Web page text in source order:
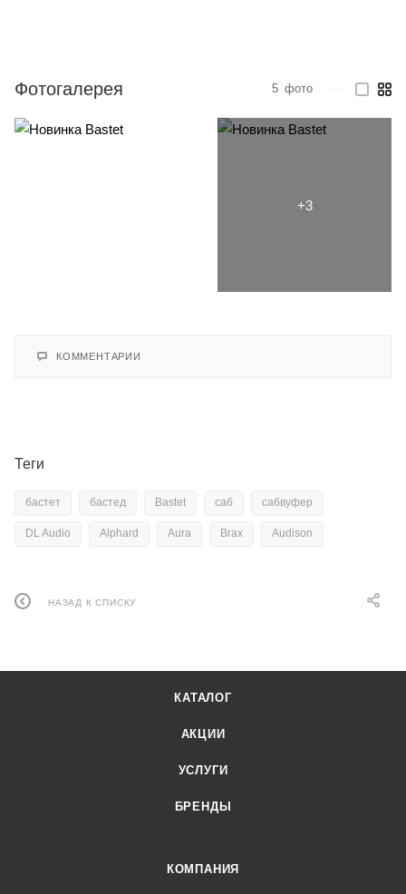
Фотогалерея 5 фото
КОММЕНТАРИИ
Теги
бастет бастед Bastet саб сабвуфер
DL Audio Alphard Aura Brax Audison
НАЗАД К СПИСКУ
КАТАЛОГ
АКЦИИ
УСЛУГИ
БРЕНДЫ
КОМПАНИЯ